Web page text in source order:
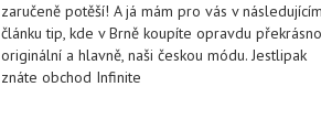
zaručeně potěší! A já mám pro vás v následujícím
článku tip, kde v Brně koupíte opravdu
originální a hlavně, naši českou módu. Jestlipak
znáte obchod Infinite